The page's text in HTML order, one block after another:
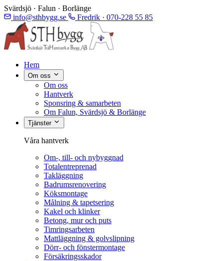
Svärdsjö · Falun · Borlänge
info@sthbygg.se
Fredrik · 070-228 55 85
Hem
Om oss
Om oss
Hantverk
Sponsring & samarbeten
Om Falun, Svärdsjö & Borlänge
Tjänster
Våra hantverk
Om-, till- och nybyggnad
Totalentreprenad
Takläggning
Badrumsrenovering
Köksmontage
Målning & tapetsering
Kakel och klinker
Betong, mur och puts
Timringsarbeten
Mattläggning & golvslipning
Dörr- och fönstermontage
Försäkringsskador